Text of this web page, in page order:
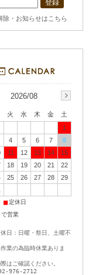
除・お知らせはこちら
2026/08
火 水 木 金
土
1
4 5 6 7
8
11 12 13 14
15
18 19 20 21
22
25 26 27 28
29
■定休日
で営業
日：日曜・祭日、土曜不
作業の為臨時休業ありま
はご確認ください。
976-2712